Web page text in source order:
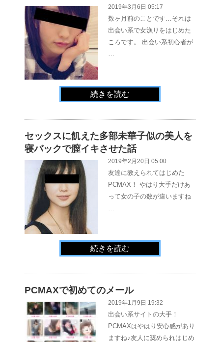
2019年3月6日 05:17
数ヶ月前のことです…それは
出会い系で女漁りをはじめた
ころです。 出会い系初心者が
続きを読む
セックスに飢えた多部未華子似の美人を
寝バックで膣イキさせた話
2019年2月20日 05:00
友達に教えられてはじめた
PCMAX！ やはり大手だけあ
って女の子の数が違いますね
続きを読む
PCMAXで初めてのメール
2019年1月9日 19:32
出会い系サイトの大手！
PCMAXはやはり安心感があり
ますね♪友人に奨められはじめ